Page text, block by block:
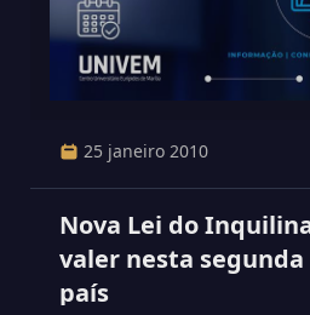
25 janeiro 2010
Nova Lei do
valer nesta
país